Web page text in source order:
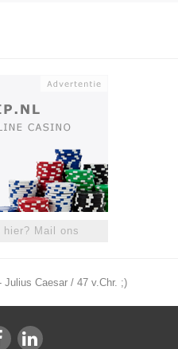
hier? Mail ons
Caesar / 47 v.Chr. ;)